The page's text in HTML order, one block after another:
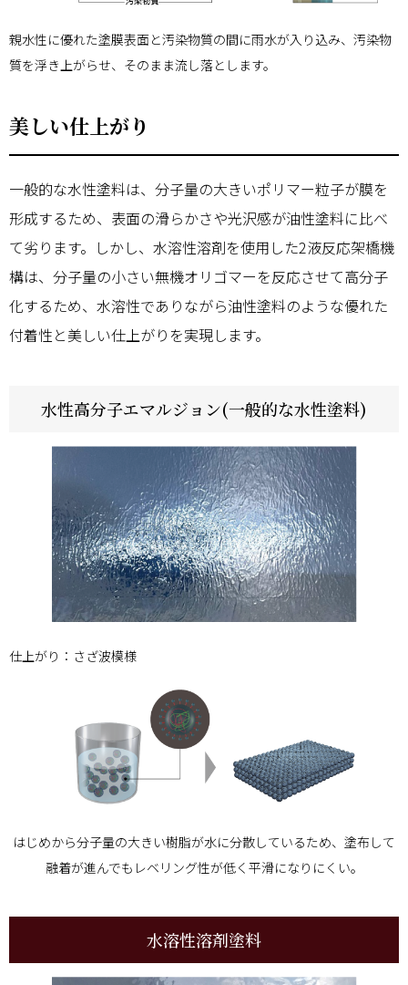
親水性に優れた塗膜表面と汚染物質の間に雨水が入り込み、汚染物
質を浮き上がらせ、そのまま流し落とします。
美しい仕上がり
一般的な水性塗料は、分子量の大きいポリマー粒子が膜を
形成するため、表面の滑らかさや光沢感が油性塗料に比べ
て劣ります。しかし、水溶性溶剤を使用した2液反応架橋機
構は、分子量の小さい無機オリゴマーを反応させて高分子
化するため、水溶性でありながら油性塗料のような優れた
付着性と美しい仕上がりを実現します。
水性高分子エマルジョン(一般的な水性塗料)
仕上がり：さざ波模様
はじめから分子量の大きい樹脂が水に分散しているため、塗布して
融着が進んでもレベリング性が低く平滑になりにくい。
水溶性溶剤塗料